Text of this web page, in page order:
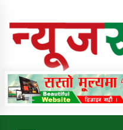
Online News Portal